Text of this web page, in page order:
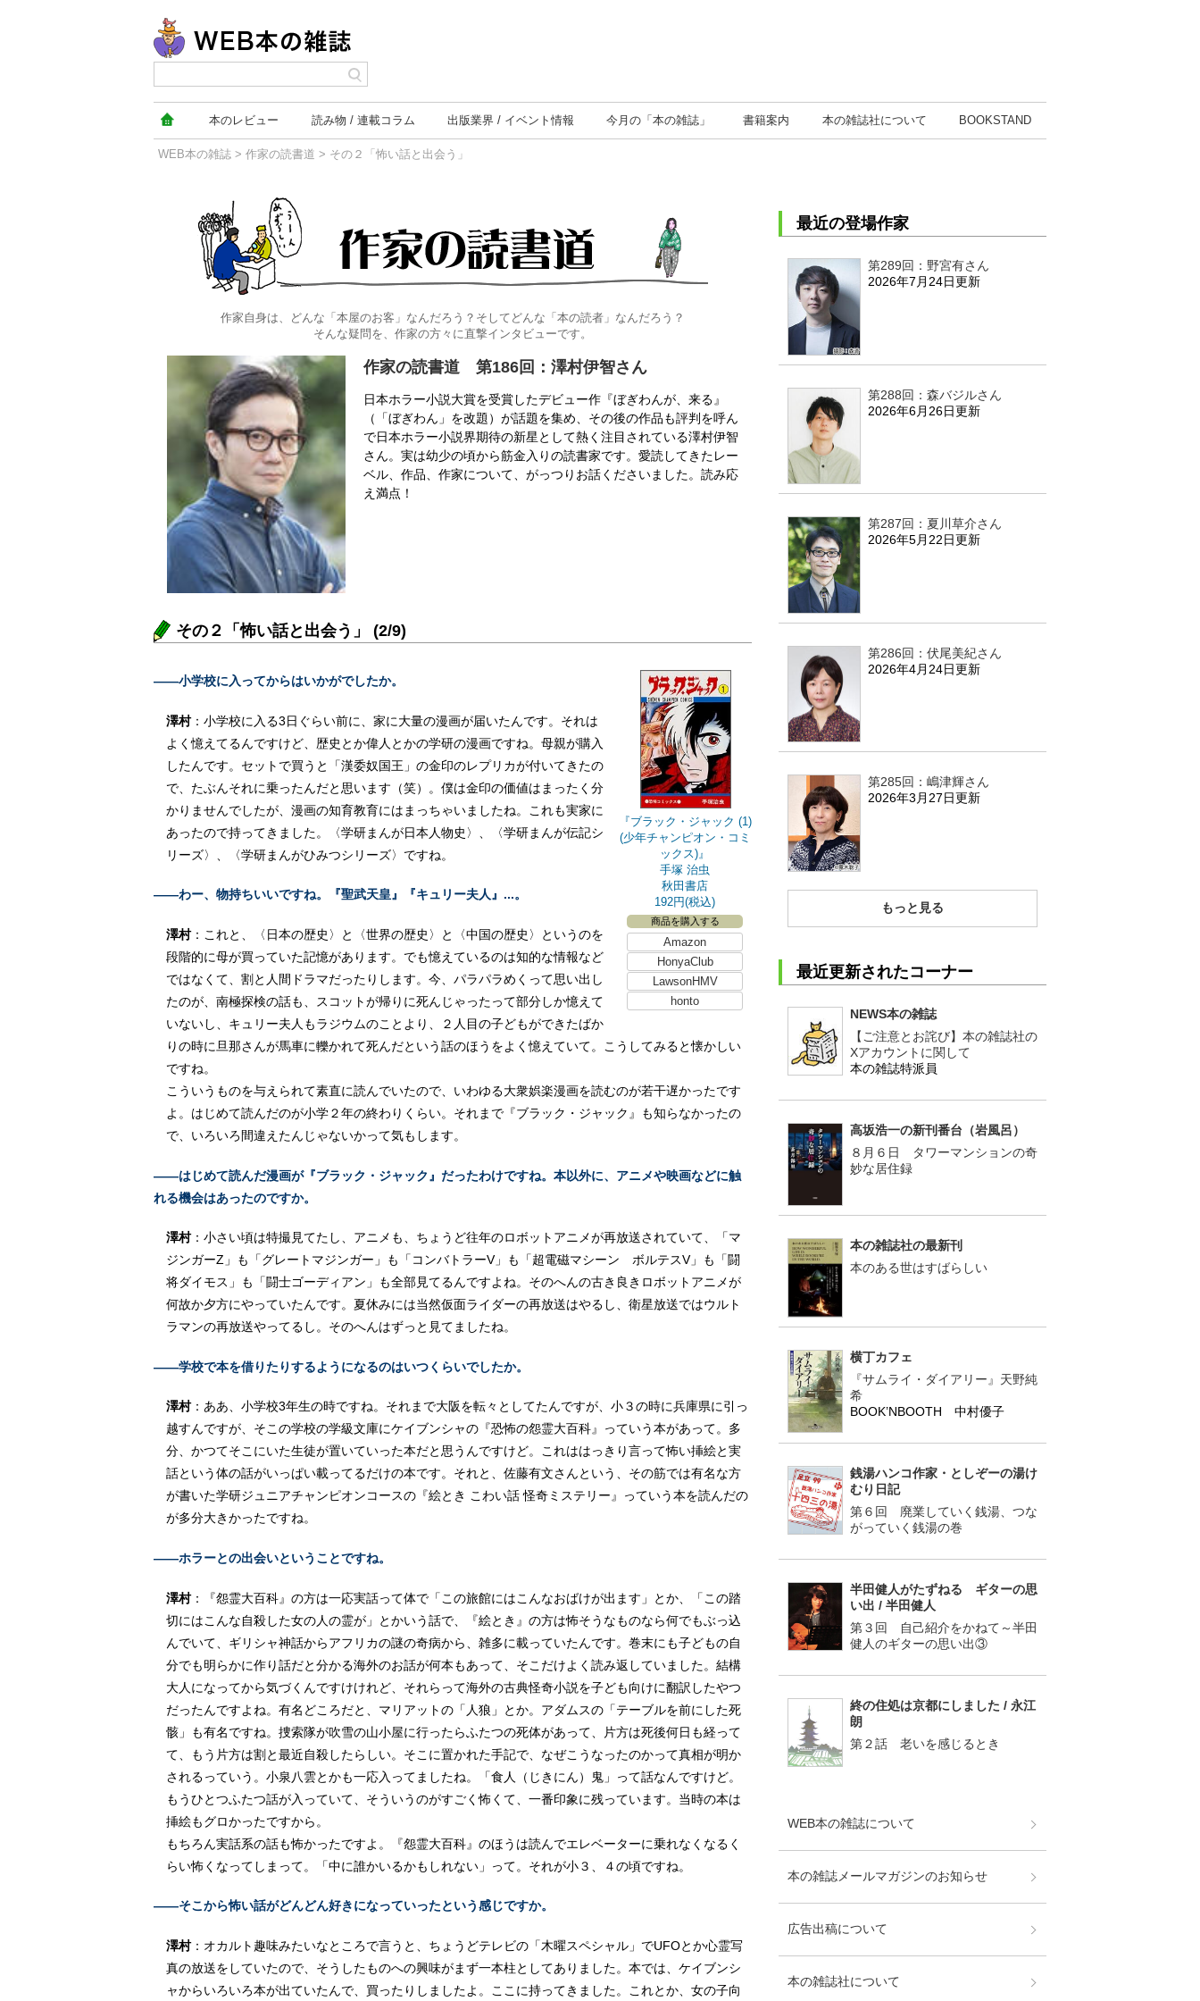
本のレビュー 読み物 連載コラム 出版業界 イベント情報 今月の 「本の雑誌」 書籍案内 本の雑誌社について BOOKSTAND
WEB本の雑誌 > 作家の読書道 > その２「怖い話と出会う」
作家の読書道本文作家自身は、どんな「本屋のお客」なんだろう？そしてどんな「本の読者」なんだろう？
そんな疑問を、作家の方々に直撃インタビューです。
作家の読書道 第186回：澤村伊智さん
日本ホラー小説大賞を受賞したデビュー作『ぼぎわんが、来る』
（「ぼぎわん」を改題）が話題を集め、その後の作品も評判を呼ん
で日本ホラー小説界期待の新星として熱く注目されている澤村伊智
さん。実は幼少の頃から筋金入りの読書家です。愛読してきたレー
ベル、作品、作家について、がっつりお話くださいました。読み応
え満点！
その２「怖い話と出会う」 (2/9)
『ブラック・ジャック (1)
(少年チャンピオン・コミ
ックス)』
手塚 治虫
秋田書店
192円(税込)
商品を購入する
Amazon
HonyaClub
LawsonHMV
honto
――小学校に入ってからはいかがでしたか。
澤村：小学校に入る3日ぐらい前に、家に大量の漫画が届いたんです。それは
よく憶えてるんですけど、歴史とか偉人とかの学研の漫画ですね。母親が購入
したんです。セットで買うと「漢委奴国王」の金印のレプリカが付いてきたの
で、たぶんそれに乗ったんだと思います（笑）。僕は金印の価値はまったく分
かりませんでしたが、漫画の知育教育にはまっちゃいましたね。これも実家に
あったので持ってきました。〈学研まんが日本人物史〉、〈学研まんが伝記シ
リーズ〉、〈学研まんがひみつシリーズ〉ですね。
――わー、物持ちいいですね。『聖武天皇』『キュリー夫人』...。
澤村：これと、〈日本の歴史〉と〈世界の歴史〉と〈中国の歴史〉というのを
段階的に母が買っていた記憶があります。でも憶えているのは知的な情報など
ではなくて、割と人間ドラマだったりします。今、パラパラめくって思い出し
たのが、南極探検の話も、スコットが帰りに死んじゃったって部分しか憶えて
いないし、キュリー夫人もラジウムのことより、２人目の子どもができたばか
りの時に旦那さんが馬車に轢かれて死んだという話のほうをよく憶えていて。こうしてみると懐かしい
ですね。
こういうものを与えられて素直に読んでいたので、いわゆる大衆娯楽漫画を読むのが若干遅かったです
よ。はじめて読んだのが小学２年の終わりくらい。それまで『ブラック・ジャック』も知らなかったの
で、いろいろ間違えたんじゃないかって気もします。
――はじめて読んだ漫画が『ブラック・ジャック』だったわけですね。本以外に、アニメや映画などに触
れる機会はあったのですか。
澤村：小さい頃は特撮見てたし、アニメも、ちょうど往年のロボットアニメが再放送されていて、「マ
ジンガーZ」も「グレートマジンガー」も「コンバトラーV」も「超電磁マシーン ボルテスV」も「闘
将ダイモス」も「闘士ゴーディアン」も全部見てるんですよね。そのへんの古き良きロボットアニメが
何故か夕方にやっていたんです。夏休みには当然仮面ライダーの再放送はやるし、衛星放送ではウルト
ラマンの再放送やってるし。そのへんはずっと見てましたね。
――学校で本を借りたりするようになるのはいつくらいでしたか。
澤村：ああ、小学校3年生の時ですね。それまで大阪を転々としてたんですが、小３の時に兵庫県に引っ
越すんですが、そこの学校の学級文庫にケイブンシャの『恐怖の怨霊大百科』っていう本があって。多
分、かつてそこにいた生徒が置いていった本だと思うんですけど。これははっきり言って怖い挿絵と実
話という体の話がいっぱい載ってるだけの本です。それと、佐藤有文さんという、その筋では有名な方
が書いた学研ジュニアチャンピオンコースの『絵とき こわい話 怪奇ミステリー』っていう本を読んだの
が多分大きかったですね。
――ホラーとの出会いということですね。
澤村：『怨霊大百科』の方は一応実話って体で「この旅館にはこんなおばけが出ます」とか、「この踏
切にはこんな自殺した女の人の霊が」とかいう話で、『絵とき』の方は怖そうなものなら何でもぶっ込
んでいて、ギリシャ神話からアフリカの謎の奇病から、雑多に載っていたんです。巻末にも子どもの自
分でも明らかに作り話だと分かる海外のお話が何本もあって、そこだけよく読み返していました。結構
大人になってから気づくんですけけれど、それらって海外の古典怪奇小説を子ども向けに翻訳したやつ
だったんですよね。有名どころだと、マリアットの「人狼」とか。アダムスの「テーブルを前にした死
骸」も有名ですね。捜索隊が吹雪の山小屋に行ったらふたつの死体があって、片方は死後何日も経って
て、もう片方は割と最近自殺したらしい。そこに置かれた手記で、なぜこうなったのかって真相が明か
されるっていう。小泉八雲とかも一応入ってましたね。「食人（じきにん）鬼」って話なんですけど。
もうひとつふたつ話が入っていて、そういうのがすごく怖くて、一番印象に残っています。当時の本は
挿絵もグロかったですから。
もちろん実話系の話も怖かったですよ。『怨霊大百科』のほうは読んでエレベーターに乗れなくなるく
らい怖くなってしまって。「中に誰かいるかもしれない」って。それが小３、４の頃ですね。
――そこから怖い話がどんどん好きになっていったという感じですか。
澤村：オカルト趣味みたいなところで言うと、ちょうどテレビの「木曜スペシャル」でUFOとか心霊写
真の放送をしていたので、そうしたものへの興味がまず一本柱としてありました。本では、ケイブンシ
ャからいろいろ本が出ていたんで、買ったりしましたよ。ここに持ってきました。これとか、女の子向
最近の登場作家
第289回：野宮有さん
2026年7月24日更新
第288回：森バジルさん
2026年6月26日更新
第287回：夏川草介さん
2026年5月22日更新
第286回：伏尾美紀さん
2026年4月24日更新
第285回：嶋津輝さん
2026年3月27日更新
もっと見る
最近更新されたコーナー
NEWS本の雑誌
【ご注意とお詫び】本の雑誌社の
Xアカウントに関して
本の雑誌特派員
高坂浩一の新刊番台（岩風呂）
８月６日 タワーマンションの奇
妙な居住録
本の雑誌社の最新刊
本のある世はすばらしい
横丁カフェ
『サムライ・ダイアリー』天野純
希
BOOK’NBOOTH 中村優子
銭湯ハンコ作家・としぞーの湯け
むり日記
第６回 廃業していく銭湯、つな
がっていく銭湯の巻
半田健人がたずねる ギターの思
い出 / 半田健人
第３回 自己紹介をかねて～半田
健人のギターの思い出③
終の住処は京都にしました / 永江
朗
第２話 老いを感じるとき
WEB本の雑誌について
本の雑誌メールマガジンのお知らせ
広告出稿について
本の雑誌社について